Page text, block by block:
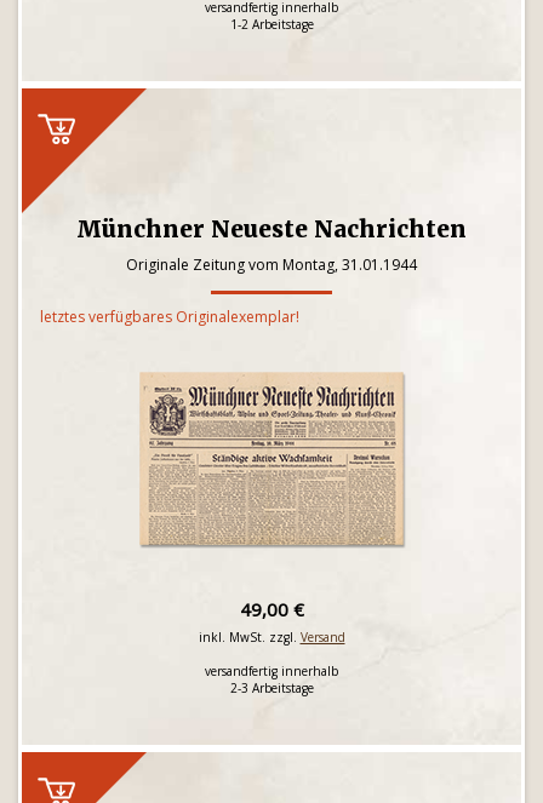
versandfertig innerhalb
1-2 Arbeitstage
Münchner Neueste Nachrichten
Originale Zeitung vom Montag, 31.01.1944
letztes verfügbares Originalexemplar!
49,00 €
inkl. MwSt. zzgl. Versand
versandfertig innerhalb
2-3 Arbeitstage